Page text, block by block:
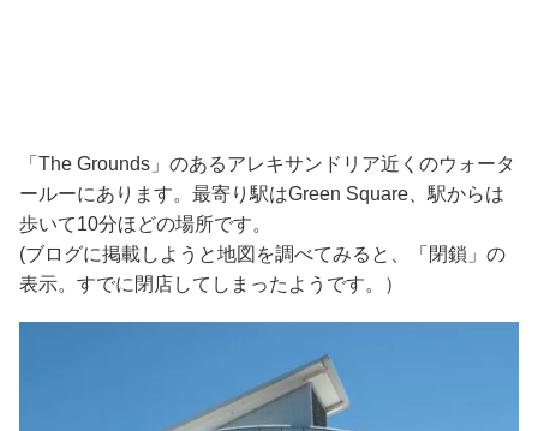
「The Grounds」のあるアレキサンドリア近くのウォータ
ールーにあります。最寄り駅はGreen Square、駅からは
歩いて10分ほどの場所です。
(ブログに掲載しようと地図を調べてみると、「閉鎖」の
表示。すでに閉店してしまったようです。）